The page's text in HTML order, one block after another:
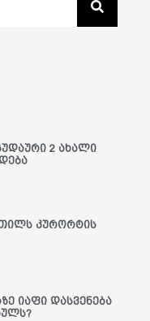
2 ახალი
კურორტის
იაფი დასვენება